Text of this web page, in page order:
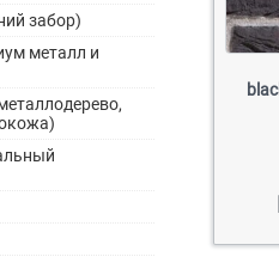
забор)
металл и